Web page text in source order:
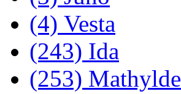
(4) Vesta
(243) Ida
(253) Mathylde